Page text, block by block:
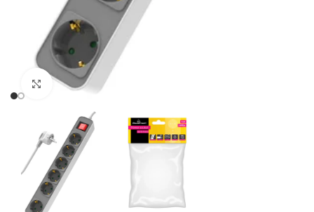
Click to enlarge